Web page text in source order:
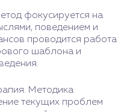
фокусируется на
поведением и
проводится работа
шаблона и
Методика
текущих проблем